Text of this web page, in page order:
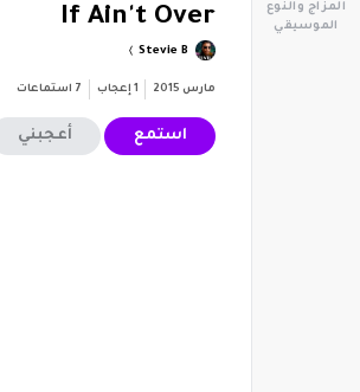
المزاج والنوع
الموسيقي
If Ain't Over
Stevie B
مارس 2015 1 إعجاب 7 استماعات
استمع أعجبني